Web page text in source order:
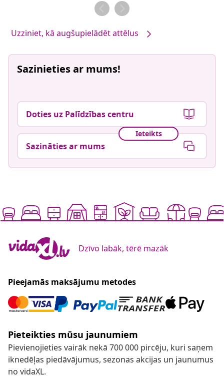
Uzziniet, kā augšupielādēt attēlus
Sazinieties ar mums!
Doties uz Palīdzības centru
Ieteikts
Sazināties ar mums
Dzīvo labāk, tērē mazāk
Pieejamās maksājumu metodes
Pieteikties mūsu jaunumiem
Pievienojieties vairāk nekā 700 000 pircēju, kuri saņem
iknedēļas piedāvājumus, sezonas akcijas un jaunumus
no vidaXL.